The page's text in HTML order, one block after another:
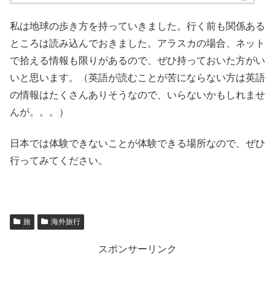
私は地球の歩き方を持っていきました。行く前も関係ある
ところは読み込んでおきました。アラスカの場合、ネット
で拾える情報も限りがあるので、ぜひ持っておいた方がい
いと思います。（英語が読むことが苦にならない方は英語
の情報はたくさんありそうなので、いらないかもしれませ
んが。。。）
日本では体験できないことが体験できる場所なので、ぜひ
行ってみてください。
旅 海外旅行
スポンサーリンク